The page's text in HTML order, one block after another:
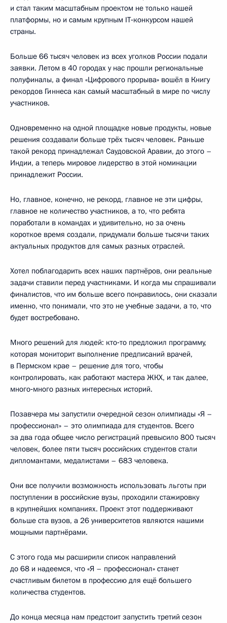
и стал таким масштабным проектом не только нашей
платформы, но и самым крупным IT‑конкурсом нашей
страны.
Больше 66 тысяч человек из всех уголков России подали
заявки. Летом в 40 городах у нас прошли региональные
полуфиналы, а финал «Цифрового прорыва» вошёл в Книгу
рекордов Гиннеса как самый масштабный в мире по числу
участников.
Одновременно на одной площадке новые продукты, новые
решения создавали больше трёх тысяч человек. Раньше
такой рекорд принадлежал Саудовской Аравии, до этого –
Индии, а теперь мировое лидерство в этой номинации
принадлежит России.
Но, главное, конечно, не рекорд, главное не эти цифры,
главное не количество участников, а то, что ребята
поработали в командах и удивительно, но за очень
короткое время создали, придумали больше тысячи таких
актуальных продуктов для самых разных отраслей.
Хотел поблагодарить всех наших партнёров, они реальные
задачи ставили перед участниками. И когда мы спрашивали
финалистов, что им больше всего понравилось, они сказали
именно, что понимали, что это не учебные задачи, а то, что
будет востребовано.
Много решений для людей: кто‑то предложил программу,
которая мониторит выполнение предписаний врачей,
в Пермском крае – решение для того, чтобы
контролировать, как работают мастера ЖКХ, и так далее,
много‑много разных интересных историй.
Позавчера мы запустили очередной сезон олимпиады «Я –
профессионал» – это олимпиада для студентов. Всего
за два года общее число регистраций превысило 800 тысяч
человек, более пяти тысяч российских студентов стали
дипломантами, медалистами – 683 человека.
Они все получили возможность использовать льготы при
поступлении в российские вузы, проходили стажировку
в крупнейших компаниях. Проект этот поддерживают
больше ста вузов, а 26 университетов являются нашими
мощными партнёрами.
С этого года мы расширили список направлений
до 68 и надеемся, что «Я – профессионал» станет
счастливым билетом в профессию для ещё большего
количества студентов.
До конца месяца нам предстоит запустить третий сезон